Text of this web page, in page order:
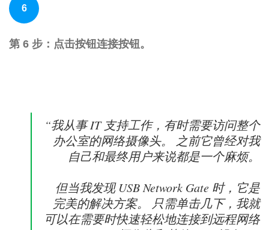
6
第 6 步：点击按钮连接按钮。
“我从事 IT 支持工作，有时需要访问整个
办公室的网络摄像头。 之前它曾经对我
自己和最终用户来说都是一个麻烦。
但当我发现 USB Network Gate 时，它是
完美的解决方案。 只需单击几下，我就
可以在需要时快速轻松地连接到远程网络